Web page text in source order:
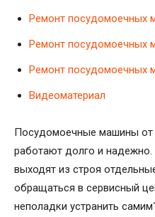
Ремонт посудомоечных
Ремонт посудомоечных
Ремонт посудомоечных
Видеоматериал
Посудомоечные машины от
работают долго и надежно.
выходят из строя
обращаться в сервисный
неполадки устранить